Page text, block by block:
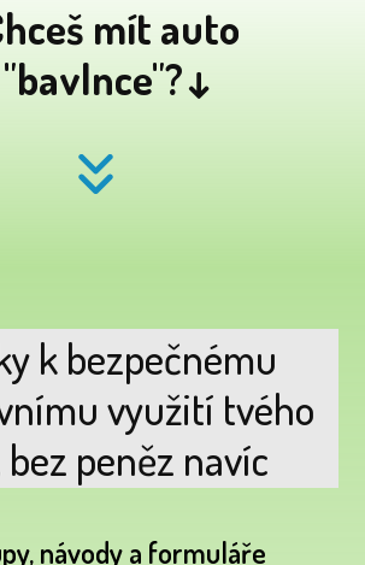
mít auto
k bezpečnému
využití tvého
peněz navíc
návody a formuláře